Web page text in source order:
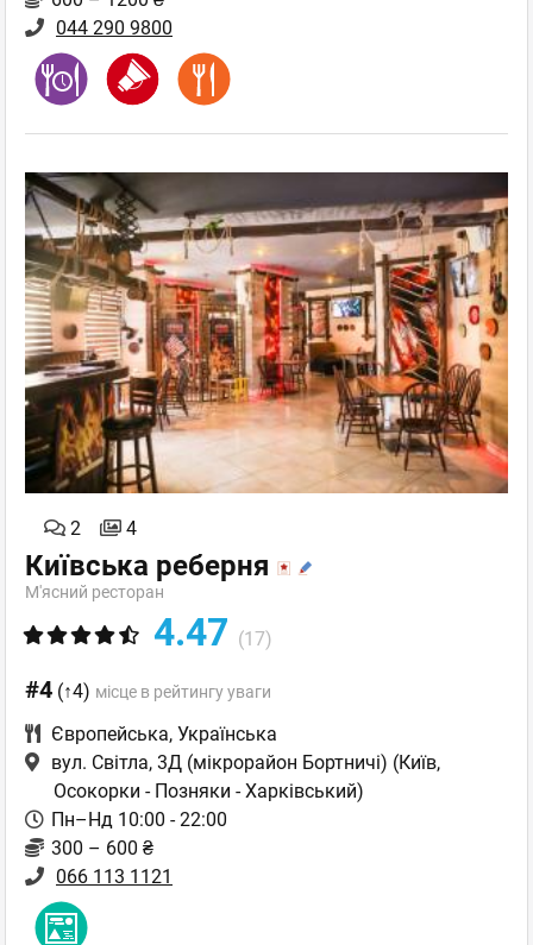
044 290 9800
2 4
Київська реберня
М'ясний ресторан
4.47 (17)
#4 (↑4) місце в рейтингу уваги
Європейська, Українська
вул. Світла, 3Д (мікрорайон Бортничі) (Київ,
Осокорки - Позняки - Харківський)
Пн–Нд 10:00 - 22:00
300 – 600 ₴
066 113 1121